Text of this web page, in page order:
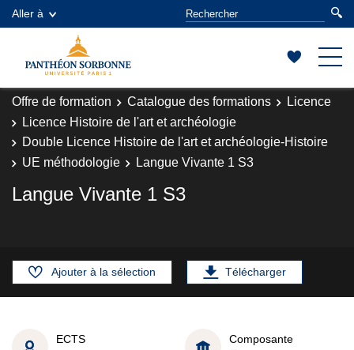
Aller à
Offre de formation Catalogue des formations
Licence
Licence Histoire de l'art et archéologie
Double Licence Histoire de l'art et archéologie-Histoire
UE méthodologie
Langue Vivante 1 S3
Langue Vivante 1 S3
Ajouter à la sélection Télécharger
ECTS
Composante